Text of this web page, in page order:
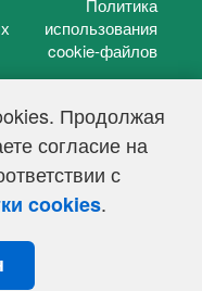
Продолжая
согласие на
с
cookies.
Политика
использования
cookie-файлов
ФС 77-39848, выдано
связи,
коммуникаций